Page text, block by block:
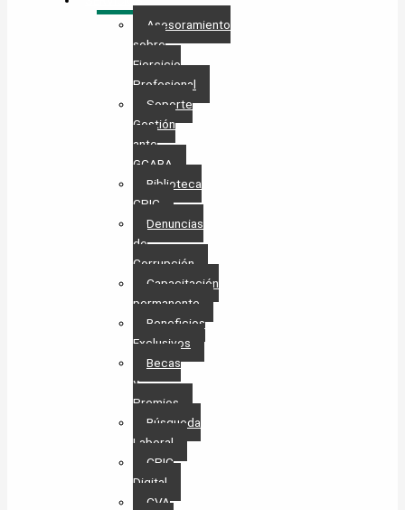
Asesoramiento
sobre
Ejercicio
Profesional
Soporte
Gestión
ante
GCABA
Biblioteca
CPIC
Denuncias
de
Corrupción
Capacitación
permanente
Beneficios
Exclusivos
Becas
y
Premios
Búsqueda
Laboral​
CPIC
Digital
CVA